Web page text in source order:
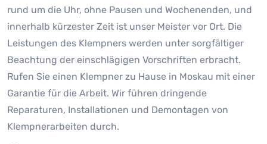
rund um die Uhr, ohne Pausen und Wochenenden, und
innerhalb kürzester Zeit ist unser Meister vor Ort. Die
Leistungen des Klempners werden unter sorgfältiger
Beachtung der einschlägigen Vorschriften erbracht.
Rufen Sie einen Klempner zu Hause in Moskau mit einer
Garantie für die Arbeit. Wir führen dringende
Reparaturen, Installationen und Demontagen von
Klempnerarbeiten durch.